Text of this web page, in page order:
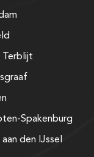
Terblijt
Spakenburg
den IJssel